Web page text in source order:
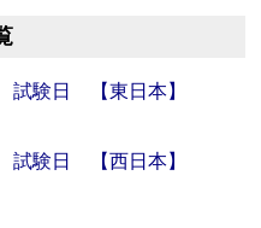
験日 【東日本】
験日 【西日本】